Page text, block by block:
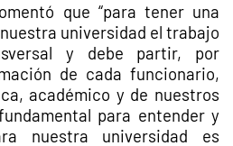
que “para tener una
universidad el trabajo
y debe partir, por
de cada funcionario,
académico y de nuestros
para entender y
nuestra universidad es